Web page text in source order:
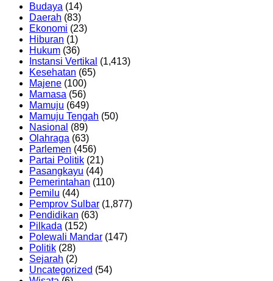
Budaya (14)
Daerah (83)
Ekonomi (23)
Hiburan (1)
Hukum (36)
Instansi Vertikal (1,413)
Kesehatan (65)
Majene (100)
Mamasa (56)
Mamuju (649)
Mamuju Tengah (50)
Nasional (89)
Olahraga (63)
Parlemen (456)
Partai Politik (21)
Pasangkayu (44)
Pemerintahan (110)
Pemilu (44)
Pemprov Sulbar (1,877)
Pendidikan (63)
Pilkada (152)
Polewali Mandar (147)
Politik (28)
Sejarah (2)
Uncategorized (54)